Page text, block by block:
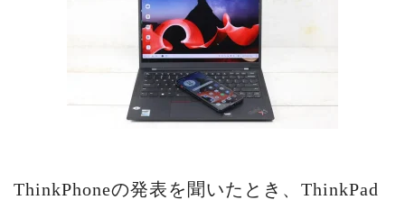
ThinkPhoneの発表を聞いたとき、ThinkPad